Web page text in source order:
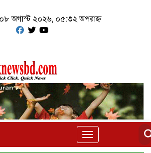
০৮ অগাস্ট ২০২৬, ০৫:৩২ অপরাহ্ন
Toggle
navigation